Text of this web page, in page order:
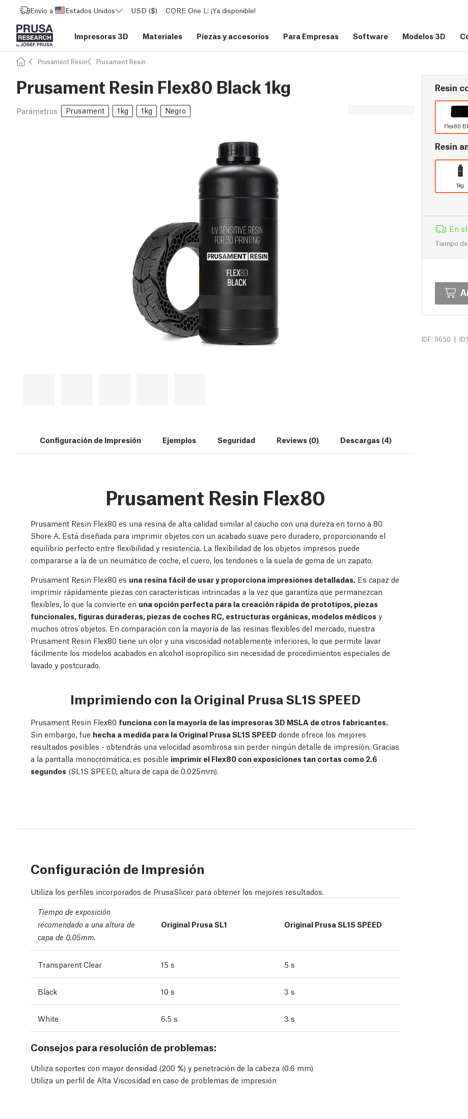
Envío a Estados Unidos USD ($) CORE One L: ¡Ya disponible!
Impresoras 3D Materiales Piezas y accesorios Para Empresas Software Modelos 3D
Prusament Resin Prusament Resin
Prusament Resin Flex80 Black 1kg
Parámetros Prusament 1kg 1kg Negro
Resin
Flex80
Resin
1kg
En
Tiempo
IDF: 9650 |
Configuración de Impresión Ejemplos Seguridad Reviews (0) Descargas (4)
Prusament Resin Flex80
Prusament Resin Flex80 es una resina de alta calidad similar al caucho con una dureza en torno a 80
Shore A. Está diseñada para imprimir objetos con un acabado suave pero duradero, proporcionando el
equilibrio perfecto entre flexibilidad y resistencia. La flexibilidad de los objetos impresos puede
compararse a la de un neumático de coche, el cuero, los tendones o la suela de goma de un zapato.
Prusament Resin Flex80 es una resina fácil de usar y proporciona impresiones detalladas. Es capaz de
imprimir rápidamente piezas con características intrincadas a la vez que garantiza que permanezcan
flexibles, lo que la convierte en una opción perfecta para la creación rápida de prototipos, piezas
funcionales, figuras duraderas, piezas de coches RC, estructuras orgánicas, modelos médicos y
muchos otros objetos. En comparación con la mayoría de las resinas flexibles del mercado, nuestra
Prusament Resin Flex80 tiene un olor y una viscosidad notablemente inferiores, lo que permite lavar
fácilmente los modelos acabados en alcohol isopropílico sin necesidad de procedimientos especiales de
lavado y postcurado.
Imprimiendo con la Original Prusa SL1S SPEED
Prusament Resin Flex80 funciona con la mayoría de las impresoras 3D MSLA de otros fabricantes.
Sin embargo, fue hecha a medida para la Original Prusa SL1S SPEED donde ofrece los mejores
resultados posibles - obtendrás una velocidad asombrosa sin perder ningún detalle de impresión. Gracias
a la pantalla monocromática, es posible imprimir el Flex80 con exposiciones tan cortas como 2.6
segundos (SL1S SPEED, altura de capa de 0.025mm).
Configuración de Impresión
Utiliza los perfiles incorporados de PrusaSlicer para obtener los mejores resultados.
Tiempo de exposición
recomendado a una altura de
capa de 0.05mm.
Original Prusa SL1 Original Prusa SL1S SPEED
Transparent Clear 15 s 5 s
Black 10 s 3 s
White 6.5 s 3 s
Consejos para resolución de problemas:
Utiliza soportes con mayor densidad (200 %) y penetración de la cabeza (0.6 mm)
Utiliza un perfil de Alta Viscosidad en caso de problemas de impresión